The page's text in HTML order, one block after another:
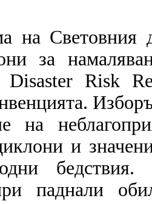
на Световния
за
Risk
на
и
паднали